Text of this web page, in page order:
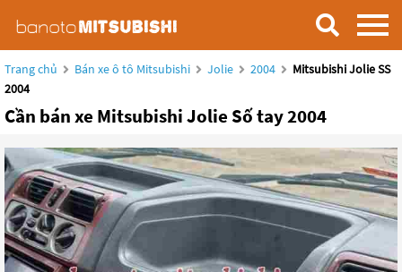
Trang chủ Bán xe ô tô Mitsubishi Jolie 2004
Mitsubishi Jolie SS
2004
Cần bán xe Mitsubishi Jolie Số tay 2004